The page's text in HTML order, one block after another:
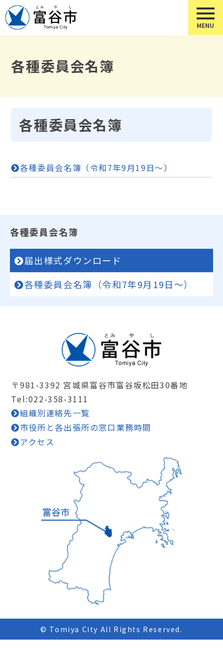
各種委員会名簿
各種委員会名簿
各種委員会名簿（令和7年9月19日～）
各種委員会名簿
届出様式ダウンロード
各種委員会名簿（令和7年9月19日～）
〒981-3392 宮城県富谷市富谷坂松田30番地
Tel:022-358-3111
組織別連絡先一覧
市役所と各出張所の窓口業務時間
アクセス
© Tomiya City All Rights Reserved.